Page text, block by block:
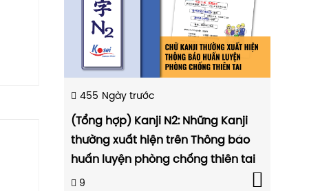
455 Ngày trước
(Tổng hợp) Kanji N2: Những Kanji
thường xuất hiện trên Thông báo
huấn luyện phòng chống thiên tai
9